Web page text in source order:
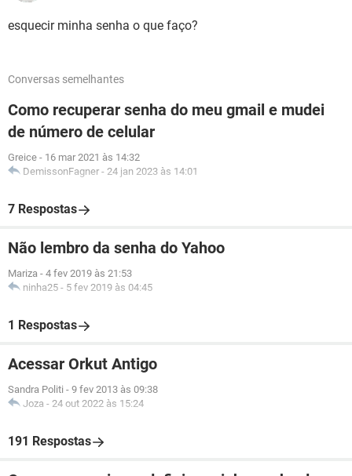
esquecir minha senha o que faço?
Conversas semelhantes
Como recuperar senha do meu gmail e mudei
de número de celular
Greice - 16 mar 2021 às 14:32
DemissonFagner - 24 jan 2023 às 14:01
7 Respostas
Não lembro da senha do Yahoo
Mariza - 4 fev 2019 às 21:53
ninha25 - 5 fev 2019 às 04:45
1 Respostas
Acessar Orkut Antigo
Sandra Politi - 9 fev 2013 às 09:38
Joza - 24 out 2022 às 15:24
191 Respostas